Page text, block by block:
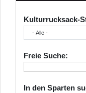
Kulturrucksack-
Freie Suche:
In den Sparten